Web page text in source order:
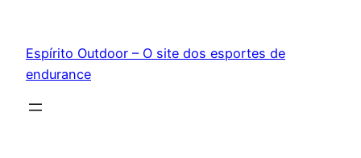
conteúdo
Espírito Outdoor – O site dos esportes de
endurance